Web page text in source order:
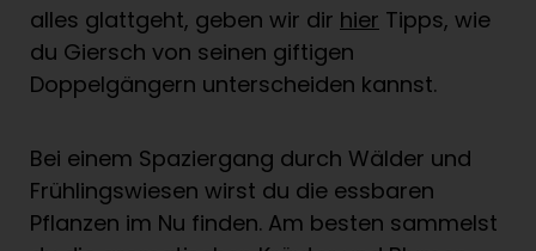
alles glattgeht, geben wir dir hier Tipps, wie
du Giersch von seinen giftigen
Doppelgängern unterscheiden kannst.
Bei einem Spaziergang durch Wälder und
Frühlingswiesen wirst du die essbaren
Pflanzen im Nu finden. Am besten sammelst